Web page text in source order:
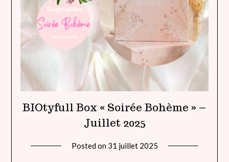
BIOtyfull Box « Soirée Bohème » –
Juillet 2025
Posted on 31 juillet 2025